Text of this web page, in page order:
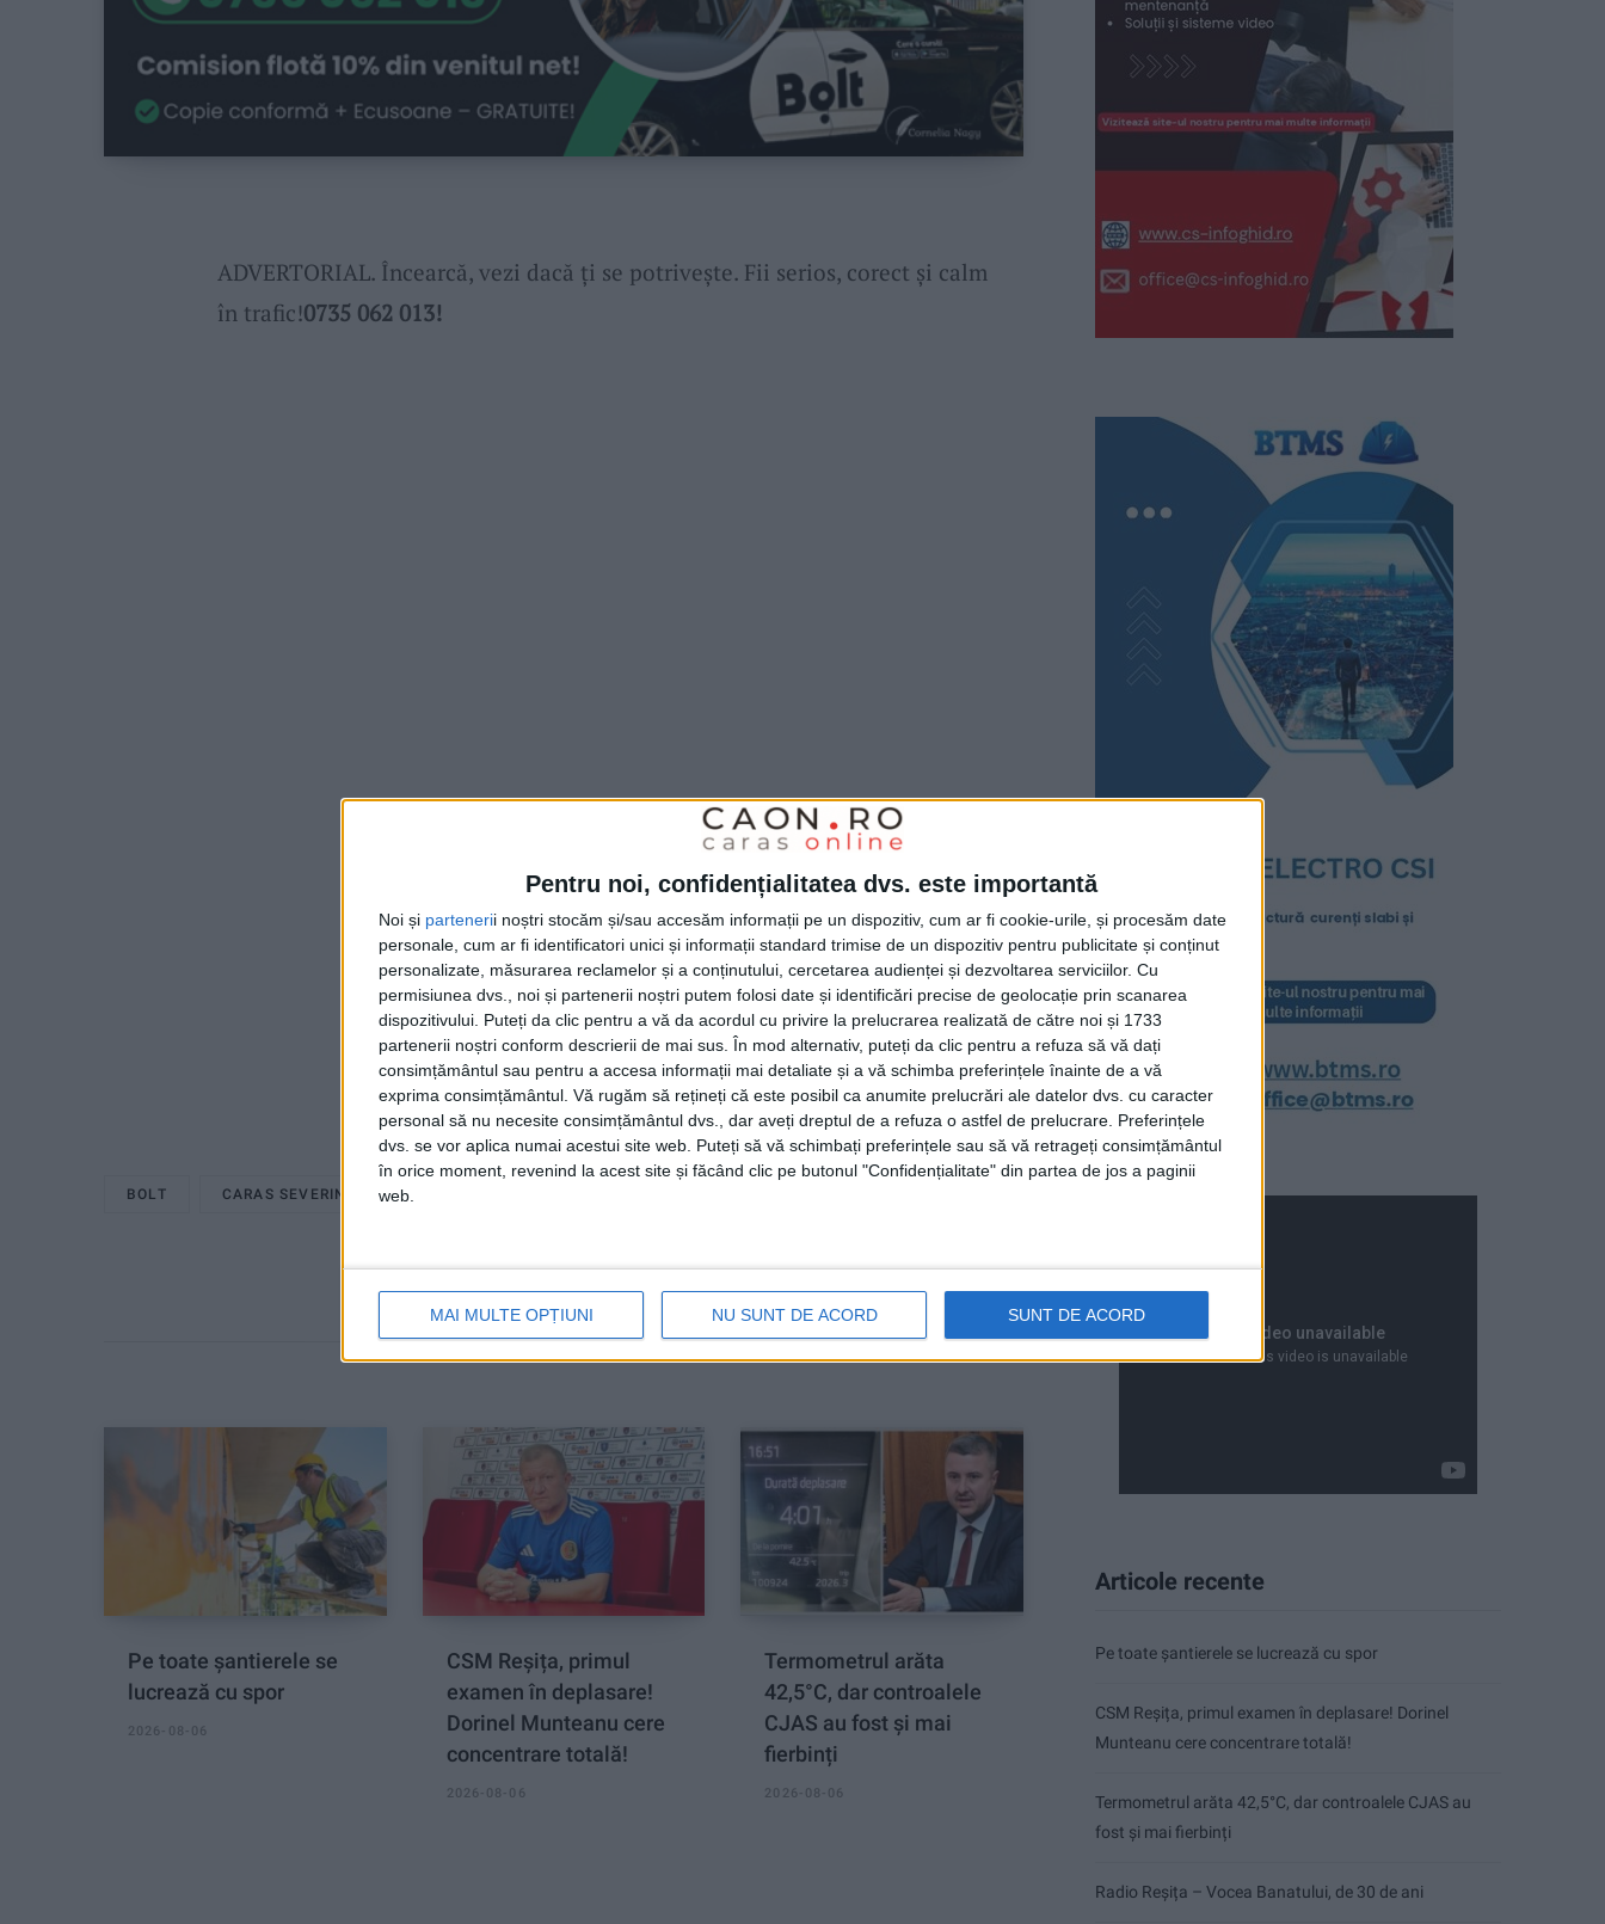
Pentru noi, confidențialitatea dvs. este importantă
Noi și partenerii noștri stocăm și/sau accesăm informații pe un dispozitiv, cum ar fi cookie-urile, și procesăm date
personale, cum ar fi identificatori unici și informații standard trimise de un dispozitiv pentru publicitate și conținut
personalizate, măsurarea reclamelor și a conținutului, cercetarea audienței și dezvoltarea serviciilor. Cu
permisiunea dvs., noi și partenerii noștri putem folosi date și identificări precise de geolocație prin scanarea
dispozitivului. Puteți da clic pentru a vă da acordul cu privire la prelucrarea realizată de către noi și 1733
partenerii noștri conform descrierii de mai sus. În mod alternativ, puteți da clic pentru a refuza să vă dați
consimțământul sau pentru a accesa informații mai detaliate și a vă schimba preferințele înainte de a vă
exprima consimțământul. Vă rugăm să rețineți că este posibil ca anumite prelucrări ale datelor dvs. cu caracter
personal să nu necesite consimțământul dvs., dar aveți dreptul de a refuza o astfel de prelucrare. Preferințele
dvs. se vor aplica numai acestui site web. Puteți să vă schimbați preferințele sau să vă retrageți consimțământul
în orice moment, revenind la acest site și făcând clic pe butonul "Confidențialitate" din partea de jos a paginii
web.
MAI MULTE OPȚIUNI NU SUNT DE ACORD SUNT DE ACORD
ADVERTORIAL. Încearcă, vezi dacă ți se potrivește. Fii serios, corect și calm
în trafic!0735 062 013!
BOLT CARAS SEVERIN RESITA
Articole recomandate
Pe toate șantierele se
lucrează cu spor
2026-08-06
CSM Reșița, primul
examen în deplasare!
Dorinel Munteanu cere
concentrare totală!
2026-08-06
Termometrul arăta
42,5°C, dar controalele
CJAS au fost și mai
fierbinți
2026-08-06
Articole recente
Pe toate șantierele se lucrează cu spor
CSM Reșița, primul examen în deplasare! Dorinel
Munteanu cere concentrare totală!
Termometrul arăta 42,5°C, dar controalele CJAS au
fost și mai fierbinți
Radio Reșița – Vocea Banatului, de 30 de ani